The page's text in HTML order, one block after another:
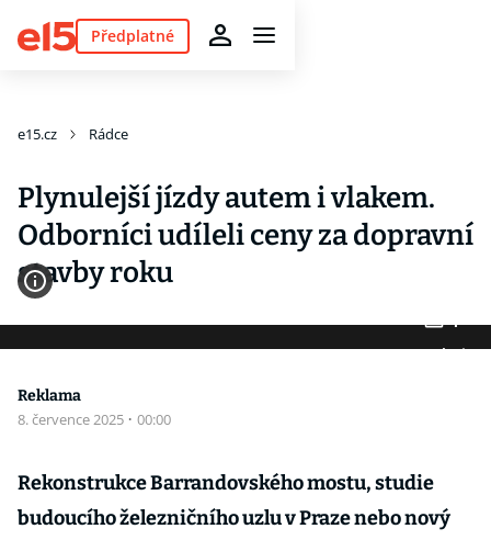
Předplatné
e15.cz Rádce
Plynulejší jízdy autem i vlakem.
Odborníci udíleli ceny za dopravní
stavby roku
4
Fotogalerie
Reklama
8. července 2025 · 00:00
Rekonstrukce Barrandovského mostu, studie
budoucího železničního uzlu v Praze nebo nový